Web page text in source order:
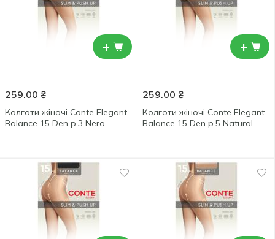
+
259.00 ₴
Колготи жіночі Conte Elegant
Balance 15 Den р.3 Nero
+
259.00 ₴
Колготи жіночі Conte Elegant
Balance 15 Den р.5 Natural